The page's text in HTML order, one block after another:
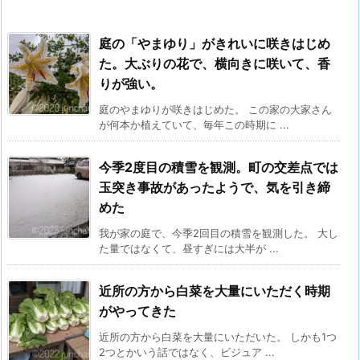
庭の「やまゆり」がきれいに咲きはじめ
た。大ぶりの花で、横向きに咲いて、香
りが強い。
庭のやまゆりが咲きはじめた。 この家の大家さん
が何本か植えていて、毎年この時期に ...
今季2度目の積雪を観測。町の交差点では
玉突き事故があったようで、気を引き締
めた
我が家の庭で、今季2回目の積雪を観測した。 大し
た量ではなくて、昼すぎには大半が ...
近所の方から白菜を大量にいただく時期
がやってきた
近所の方から白菜を大量にいただいた。 しかも1つ
2つとかいう話ではなく、ビジュア ...